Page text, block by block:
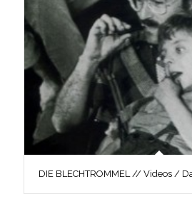
DIE BLECHTROMMEL // Videos /